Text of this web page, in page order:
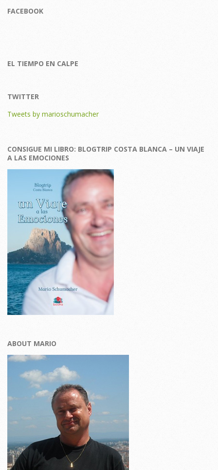
FACEBOOK
EL TIEMPO EN CALPE
TWITTER
Tweets by marioschumacher
CONSIGUE MI LIBRO: BLOGTRIP COSTA BLANCA – UN VIAJE
A LAS EMOCIONES
ABOUT MARIO